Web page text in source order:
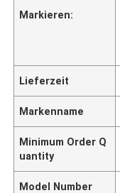
Markieren:
Lieferzeit
Markenname
Minimum Order Q
uantity
Model Number